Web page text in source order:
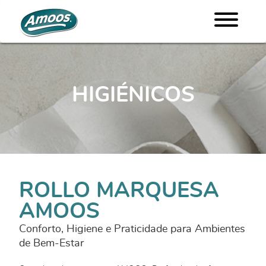
HIGIÉNICOS
ROLLO MARQUESA
AMOOS
Conforto, Higiene e Praticidade para Ambientes
de Bem-Estar